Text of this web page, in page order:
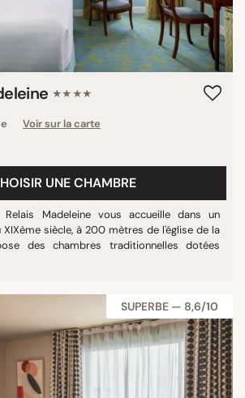
★★★★
Voir sur la carte
UNE CHAMBRE
Relais Madeleine vous accueille dans un
siècle, à 200 mètres de l'église de la
des chambres traditionnelles dotées
SUPERBE — 8,6/10